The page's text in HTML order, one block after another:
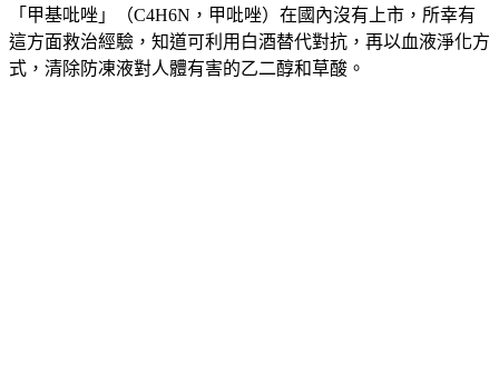
「甲基吡唑」（C4H6N，甲吡唑）在國內沒有上市，所幸有
這方面救治經驗，知道可利用白酒替代對抗，再以血液淨化方
式，清除防凍液對人體有害的乙二醇和草酸。